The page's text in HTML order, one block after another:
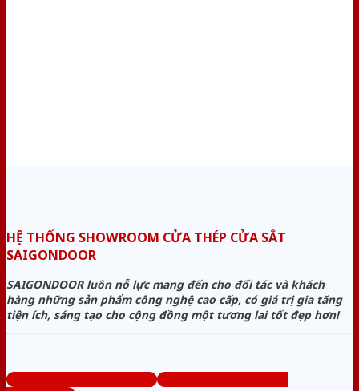
HỆ THỐNG SHOWROOM CỬA THÉP CỬA SẮT
SAIGONDOOR
SAIGONDOOR luôn nỗ lực mang đến cho đối tác và khách
hàng những sản phẩm công nghệ cao cấp, có giá trị gia tăng
tiện ích, sáng tạo cho cộng đồng một tương lai tốt đẹp hơn!
www.cuanhuacomposite.org
Tổng đài tư vấn miễn phí: